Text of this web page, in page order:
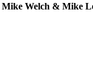
Welch & Mike